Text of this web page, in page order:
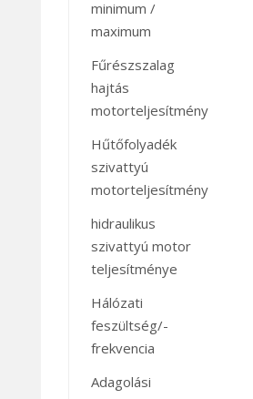
minimum /
maximum
Fűrészszalag
hajtás
motorteljesítmény
Hűtőfolyadék
szivattyú
motorteljesítmény
hidraulikus
szivattyú motor
teljesítménye
Hálózati
feszültség/-
frekvencia
Adagolási